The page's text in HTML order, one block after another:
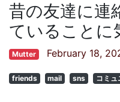
昔の友達に連
ていることに
Mutter February 18,
friends mail sns コミュ